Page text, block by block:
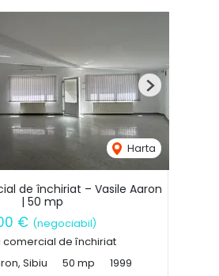
Harta
Next
de închiriat – Vasile Aaron
| 50 mp
€ (negociabil)
comercial de închiriat
Sibiu
50 mp 1999